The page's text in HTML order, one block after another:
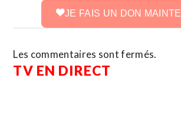
JE FAIS UN DON
Les commentaires sont fermés.
TV EN DIRECT